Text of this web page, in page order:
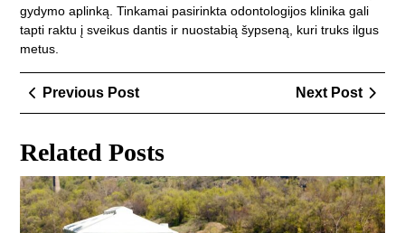
gydymo aplinką. Tinkamai pasirinkta odontologijos klinika gali
tapti raktu į sveikus dantis ir nuostabią šypseną, kuri truks ilgus
metus.
Navigacija
tarp
įrašų
Previous PostPrevious
Post
Next Post
Next
Post
Related Posts